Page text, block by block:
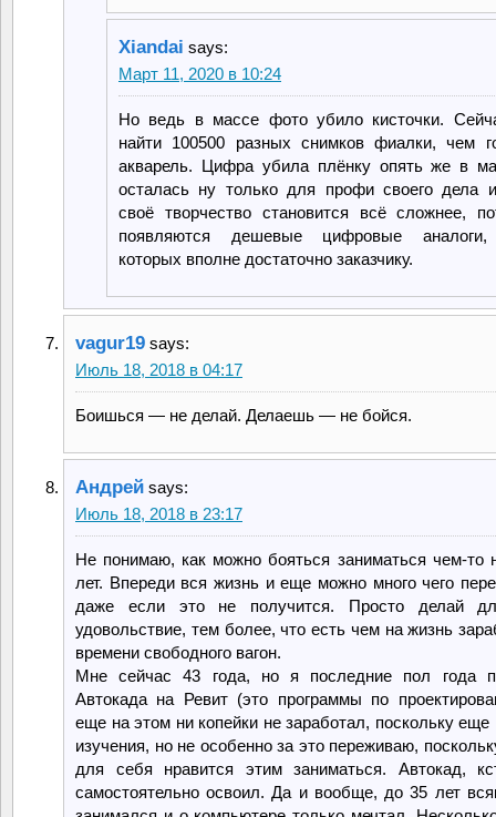
Xiandai says:
Март 11, 2020 в 10:24
Но ведь в массе фото убило кисточки.
найти 100500 разных снимков фиалки, чем
акварель. Цифра убила плёнку опять же в
осталась ну только для профи своего дела
своё творчество становится всё сложнее,
появляются дешевые цифровые аналоги,
которых вполне достаточно заказчику.
vagur19 says:
Июль 18, 2018 в 04:17
Боишься — не делай. Делаешь — не бойся.
Андрей says:
Июль 18, 2018 в 23:17
Не понимаю, как можно бояться заниматься чем-то
лет. Впереди вся жизнь и еще можно много чего
даже если это не получится. Просто делай
удовольствие, тем более, что есть чем на жизнь
времени свободного вагон.
Мне сейчас 43 года, но я последние пол года
Автокада на Ревит (это программы по
еще на этом ни копейки не заработал, поскольку еще
изучения, но не особенно за это переживаю,
для себя нравится этим заниматься. Автокад,
самостоятельно освоил. Да и вообще, до 35 лет